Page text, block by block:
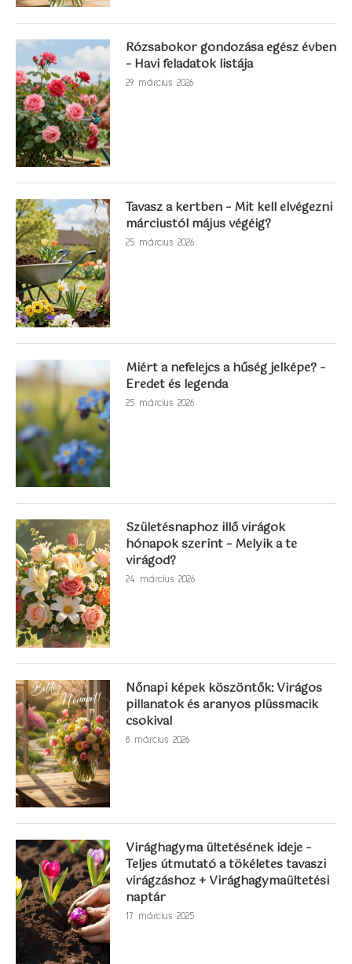
Rózsabokor gondozása egész évben
– Havi feladatok listája
29 március 2026
Tavasz a kertben – Mit kell elvégezni
márciustól május végéig?
25 március 2026
Miért a nefelejcs a hűség jelképe? –
Eredet és legenda
25 március 2026
Születésnaphoz illő virágok
hónapok szerint – Melyik a te
virágod?
24 március 2026
Nőnapi képek köszöntők: Virágos
pillanatok és aranyos plüssmacik
csokival
8 március 2026
Virághagyma ültetésének ideje –
Teljes útmutató a tökéletes tavaszi
virágzáshoz + Virághagymaültetési
naptár
17 március 2025